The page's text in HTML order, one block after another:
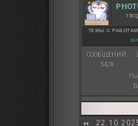
ТЕМЫ С
СООБЩЕНИЙ:
5428